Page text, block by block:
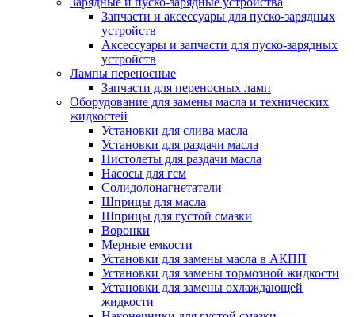
Запчасти и аксессуары для пуско-зарядных
устройств
Аксессуары и запчасти для пуско-зарядных
устройств
Лампы переносные
Запчасти для переносных ламп
Оборудование для замены масла и технических
жидкостей
Установки для слива масла
Установки для раздачи масла
Пистолеты для раздачи масла
Насосы для гсм
Солидолонагнетатели
Шприцы для масла
Шприцы для густой смазки
Воронки
Мерные емкости
Установки для замены масла в АКПП
Установки для замены тормозной жидкости
Установки для замены охлаждающей
жидкости